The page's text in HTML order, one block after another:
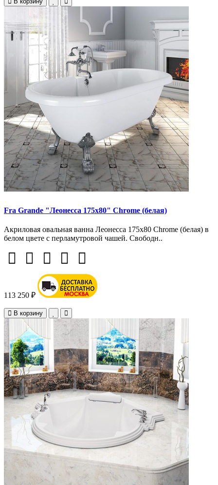
Fra Grande "Леонесса 175х80" Chrome (белая)
Акриловая овальная ванна Леонесса 175х80 Chrome (белая) в
белом цвете с перламутровой чашей. Свободн..
113 250 ₽
В корзину